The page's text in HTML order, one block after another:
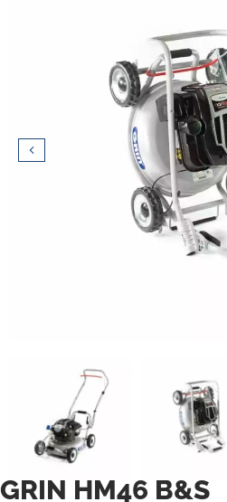
GRIN HM46 B&S